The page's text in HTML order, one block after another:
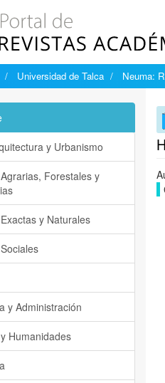
Universidad de Talca Neuma:
y Urbanismo
Forestales y
y Naturales
y Administración
Humanidades